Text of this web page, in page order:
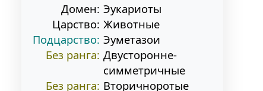
Домен: Эукариоты
Царство: Животные
Подцарство: Эуметазои
Без ранга: Двусторонне-
симметричные
Без ранга: Вторичноротые